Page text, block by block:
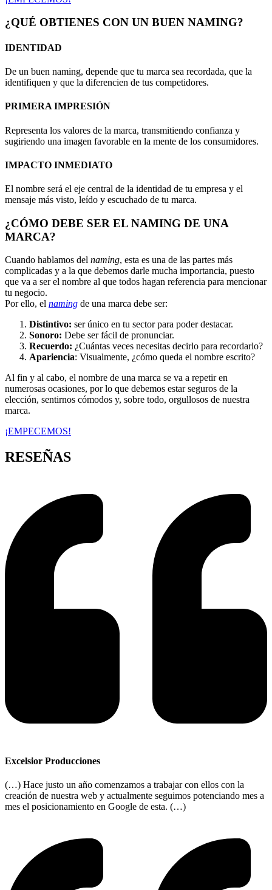
¿QUÉ OBTIENES CON UN BUEN NAMING?
IDENTIDAD
De un buen naming, depende que tu marca sea recordada, que la
identifiquen y que la diferencien de tus competidores.
PRIMERA IMPRESIÓN
Representa los valores de la marca, transmitiendo confianza y
sugiriendo una imagen favorable en la mente de los consumidores.
IMPACTO INMEDIATO
El nombre será el eje central de la identidad de tu empresa y el
mensaje más visto, leído y escuchado de tu marca.
¿CÓMO DEBE SER EL NAMING DE UNA
MARCA?
Cuando hablamos del naming, esta es una de las partes más
complicadas y a la que debemos darle mucha importancia, puesto
que va a ser el nombre al que todos hagan referencia para mencionar
tu negocio.
Por ello, el naming de una marca debe ser:
Distintivo: ser único en tu sector para poder destacar.
Sonoro: Debe ser fácil de pronunciar.
Recuerdo: ¿Cuántas veces necesitas decirlo para recordarlo?
Apariencia: Visualmente, ¿cómo queda el nombre escrito?
Al fin y al cabo, el nombre de una marca se va a repetir en
numerosas ocasiones, por lo que debemos estar seguros de la
elección, sentirnos cómodos y, sobre todo, orgullosos de nuestra
marca.
¡EMPECEMOS!
RESEÑAS
Excelsior Producciones
(…) Hace justo un año comenzamos a trabajar con ellos con la
creación de nuestra web y actualmente seguimos potenciando mes a
mes el posicionamiento en Google de esta. (…)